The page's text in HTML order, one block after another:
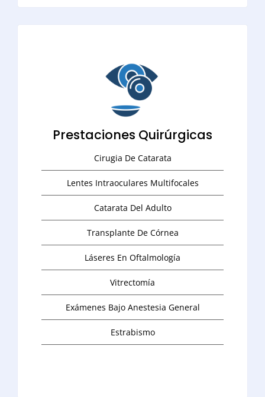
Prestaciones Quirúrgicas
Cirugia De Catarata
Lentes Intraoculares Multifocales
Catarata Del Adulto
Transplante De Córnea
Láseres En Oftalmología
Vitrectomía
Exámenes Bajo Anestesia General
Estrabismo